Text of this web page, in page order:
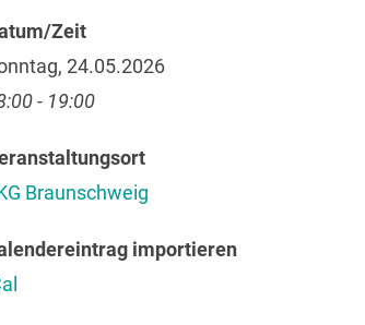
Zeit
24.05.2026
- 19:00
Braunschweig
importieren